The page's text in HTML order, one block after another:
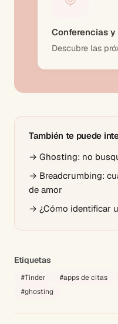
Conferencias y
Descubre las
También te puede
→ Ghosting: no
→ Breadcrumbing:
de amor
→ ¿Cómo identificar
Etiquetas
#Tinder #apps de citas
#ghosting